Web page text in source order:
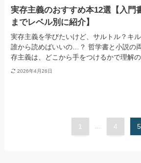
実存主義のおすすめ本12選【入門
までレベル別に紹介】
実存主義を学びたいけど、サルトル？キ
誰から読めばいいの…？ 哲学書と小説の
存主義は、どこから手をつけるかで理解の
2026年4月26日
1 4 5